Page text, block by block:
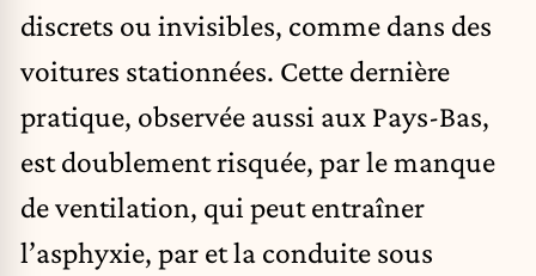
discrets ou invisibles, comme dans des
voitures stationnées. Cette dernière
pratique, observée aussi aux Pays-Bas,
est doublement risquée, par le manque
de ventilation, qui peut entraîner
l’asphyxie, par et la conduite sous